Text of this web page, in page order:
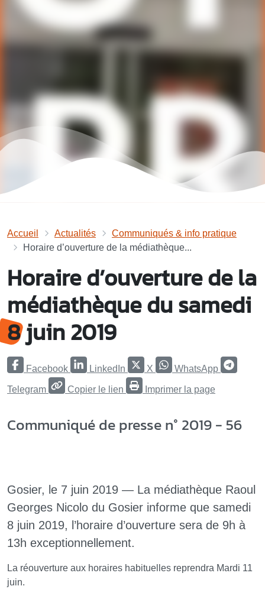
Accueil Actualités
Communiqués & info pratique
Horaire d’ouverture de la médiathèque...
Horaire d’ouverture de la
médiathèque du samedi
8 juin 2019
Facebook LinkedIn X WhatsApp
Telegram Copier le lien Imprimer la page
Communiqué de presse n° 2019 - 56
Gosier, le 7 juin 2019 — La médiathèque Raoul
Georges Nicolo du Gosier informe que samedi
8 juin 2019, l’horaire d’ouverture sera de 9h à
13h exceptionnellement.
La réouverture aux horaires habituelles reprendra Mardi 11
juin.